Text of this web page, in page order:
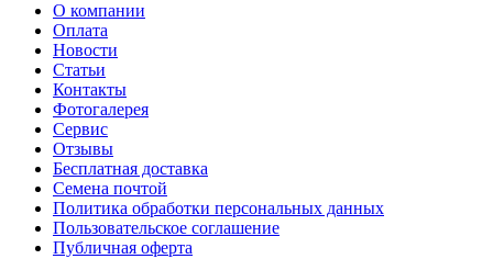
О компании
Оплата
Новости
Статьи
Контакты
Фотогалерея​
Сервис
Отзывы
Бесплатная доставка
Семена почтой
Политика обработки персональных данных
Пользовательское соглашение
Публичная оферта